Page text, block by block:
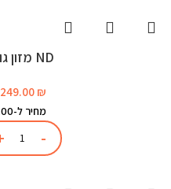
ND מזון גור קטן 7 ק"ג
249.00 ₪
מחיר ל-100 גרם: ₪3.56